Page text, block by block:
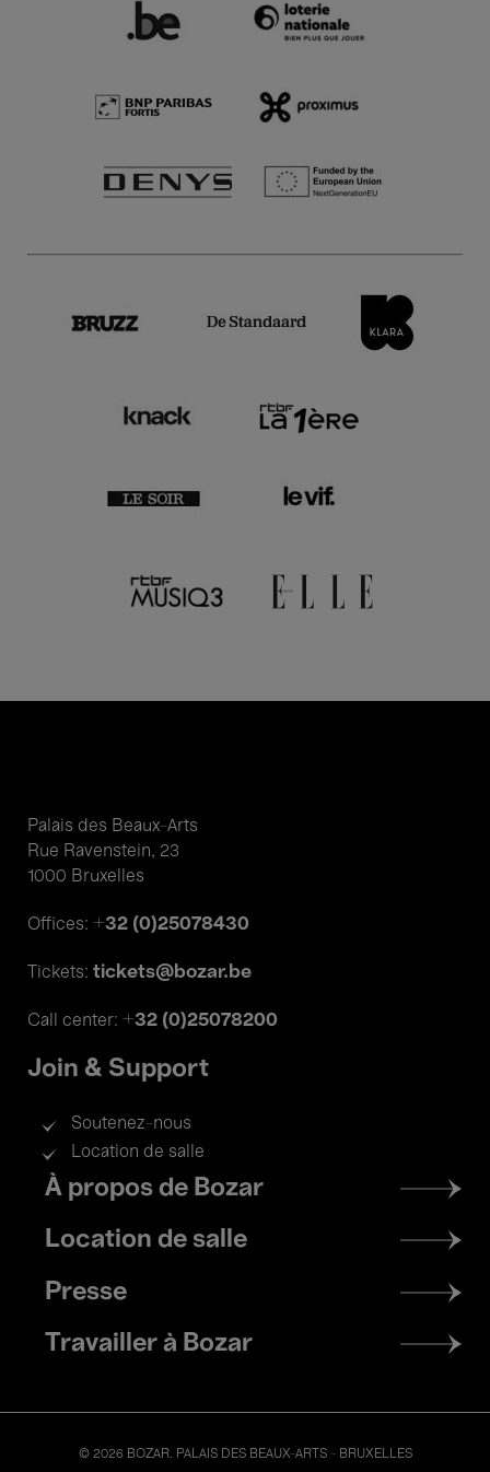
Palais des Beaux-Arts
Rue Ravenstein, 23
1000 Bruxelles
Offices: +32 (0)25078430
Tickets: tickets@bozar.be
Call center: +32 (0)25078200
Join & Support
Soutenez-nous
Location de salle
Footer
menu
À propos de Bozar
Location de salle
Presse
Travailler à Bozar
© 2026 BOZAR. PALAIS DES BEAUX-ARTS - BRUXELLES